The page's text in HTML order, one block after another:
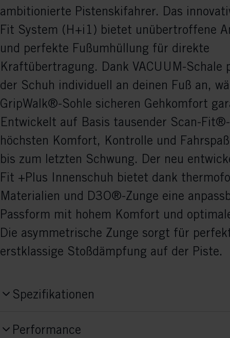
ambitionierte Pistenskifahrer. Das
Fit System (H+i1) bietet unübertroffene
und perfekte Fußumhüllung für direkte
Kraftübertragung. Dank VACUUM-Schale
der Schuh individuell an deinen Fuß an,
GripWalk®-Sohle sicheren Gehkomfort
Entwickelt auf Basis tausender Scan-
höchsten Komfort, Kontrolle und
bis zum letzten Schwung. Der neu
Fit +Plus Innenschuh bietet dank
Materialien und D3O®-Zunge eine
Passform mit hohem Komfort und
Die asymmetrische Zunge sorgt für
erstklassige Stoßdämpfung auf der Piste.
Spezifikationen
U05725
Performance